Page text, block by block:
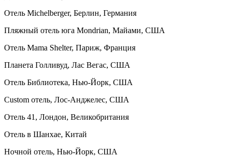
Отель Michelberger, Берлин, Германия
Пляжный отель юга Mondrian, Майами, США
Отель Mama Shelter, Париж, Франция
Планета Голливуд, Лас Вегас, США
Отель Библиотека, Нью-Йорк, США
Custom отель, Лос-Анджелес, США
Отель 41, Лондон, Великобритания
Отель в Шанхае, Китай
Ночной отель, Нью-Йорк, США